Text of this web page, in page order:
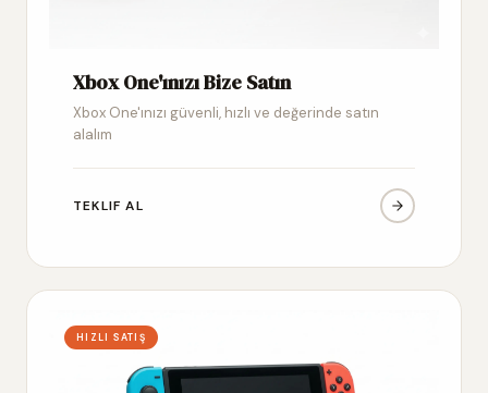
Xbox One'ınızı Bize Satın
Xbox One'ınızı güvenli, hızlı ve değerinde satın
alalım
TEKLIF AL
HIZLI SATIŞ